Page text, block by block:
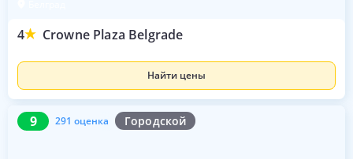
4 Crowne Plaza Belgrade
Найти цены
9 291 оценка Городской
9 291 оценка